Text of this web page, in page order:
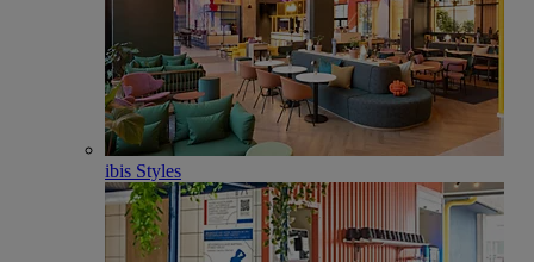
ibis Styles